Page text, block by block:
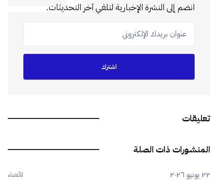
انضم إلى النشرة الإخبارية لتلقي آخر التحديثات.
عنوان بريدك الإلكتروني
اشترك
تعليقات
المنشورات ذات الصلة
٢٢ يونيو ٢٠٢٦ للأعضاء